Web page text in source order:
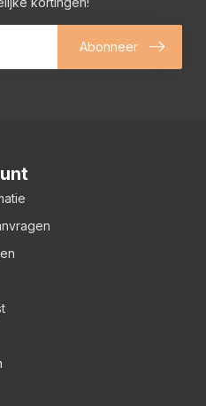
Abonneer